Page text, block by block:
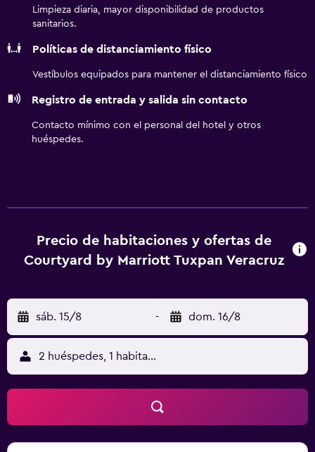
Limpieza diaria, mayor disponibilidad de productos
sanitarios.
Políticas de distanciamiento físico
Vestíbulos equipados para mantener el distanciamiento físico
Registro de entrada y salida sin contacto
Contacto mínimo con el personal del hotel y otros
huéspedes.
Precio de habitaciones y ofertas de
Courtyard by Marriott Tuxpan Veracruz
sáb. 15/8 - dom. 16/8
2 huéspedes, 1 habitación